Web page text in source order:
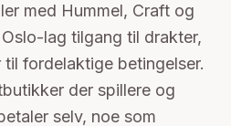
med Hummel, Craft og
lag tilgang til drakter,
fordelaktige betingelser.
der spillere og
selv, noe som